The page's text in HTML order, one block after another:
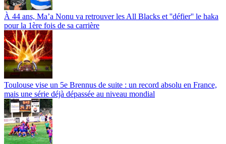
À 44 ans, Ma’a Nonu va retrouver les All Blacks et ''défier'' le haka
pour la 1ère fois de sa carrière
Toulouse vise un 5e Brennus de suite : un record absolu en France,
mais une série déjà dépassée au niveau mondial